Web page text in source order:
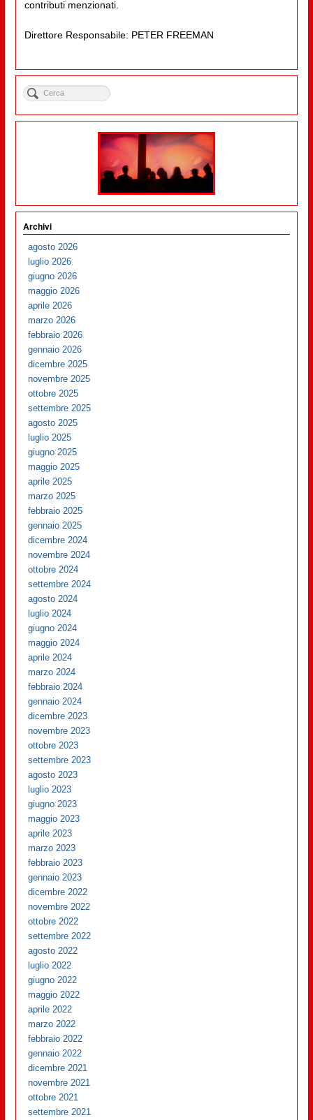
contributi menzionati.
Direttore Responsabile: PETER FREEMAN
Archivi
agosto 2026
luglio 2026
giugno 2026
maggio 2026
aprile 2026
marzo 2026
febbraio 2026
gennaio 2026
dicembre 2025
novembre 2025
ottobre 2025
settembre 2025
agosto 2025
luglio 2025
giugno 2025
maggio 2025
aprile 2025
marzo 2025
febbraio 2025
gennaio 2025
dicembre 2024
novembre 2024
ottobre 2024
settembre 2024
agosto 2024
luglio 2024
giugno 2024
maggio 2024
aprile 2024
marzo 2024
febbraio 2024
gennaio 2024
dicembre 2023
novembre 2023
ottobre 2023
settembre 2023
agosto 2023
luglio 2023
giugno 2023
maggio 2023
aprile 2023
marzo 2023
febbraio 2023
gennaio 2023
dicembre 2022
novembre 2022
ottobre 2022
settembre 2022
agosto 2022
luglio 2022
giugno 2022
maggio 2022
aprile 2022
marzo 2022
febbraio 2022
gennaio 2022
dicembre 2021
novembre 2021
ottobre 2021
settembre 2021